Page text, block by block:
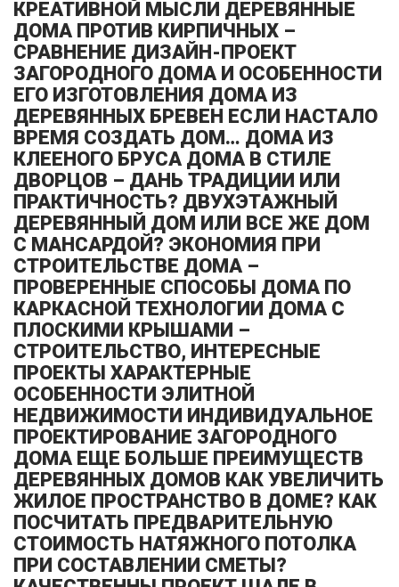
КРЕАТИВНОЙ МЫСЛИ ДЕРЕВЯННЫЕ
ДОМА ПРОТИВ КИРПИЧНЫХ –
СРАВНЕНИЕ ДИЗАЙН-ПРОЕКТ
ЗАГОРОДНОГО ДОМА И ОСОБЕННОСТИ
ЕГО ИЗГОТОВЛЕНИЯ ДОМА ИЗ
ДЕРЕВЯННЫХ БРЕВЕН ЕСЛИ НАСТАЛО
ВРЕМЯ СОЗДАТЬ ДОМ… ДОМА ИЗ
КЛЕЕНОГО БРУСА ДОМА В СТИЛЕ
ДВОРЦОВ – ДАНЬ ТРАДИЦИИ ИЛИ
ПРАКТИЧНОСТЬ? ДВУХЭТАЖНЫЙ
ДЕРЕВЯННЫЙ ДОМ ИЛИ ВСЕ ЖЕ ДОМ
С МАНСАРДОЙ? ЭКОНОМИЯ ПРИ
СТРОИТЕЛЬСТВЕ ДОМА –
ПРОВЕРЕННЫЕ СПОСОБЫ ДОМА ПО
КАРКАСНОЙ ТЕХНОЛОГИИ ДОМА С
ПЛОСКИМИ КРЫШАМИ –
СТРОИТЕЛЬСТВО, ИНТЕРЕСНЫЕ
ПРОЕКТЫ ХАРАКТЕРНЫЕ
ОСОБЕННОСТИ ЭЛИТНОЙ
НЕДВИЖИМОСТИ ИНДИВИДУАЛЬНОЕ
ПРОЕКТИРОВАНИЕ ЗАГОРОДНОГО
ДОМА ЕЩЕ БОЛЬШЕ ПРЕИМУЩЕСТВ
ДЕРЕВЯННЫХ ДОМОВ КАК УВЕЛИЧИТЬ
ЖИЛОЕ ПРОСТРАНСТВО В ДОМЕ? КАК
ПОСЧИТАТЬ ПРЕДВАРИТЕЛЬНУЮ
СТОИМОСТЬ НАТЯЖНОГО ПОТОЛКА
ПРИ СОСТАВЛЕНИИ СМЕТЫ?